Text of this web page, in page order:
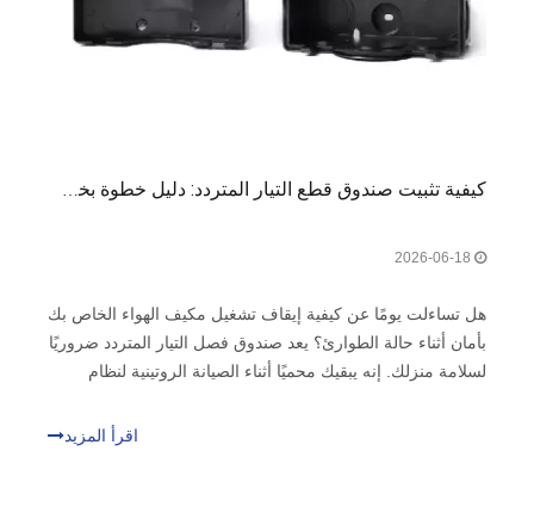
كيفية تثبيت صندوق قطع التيار المتردد: دليل خطوة بخطوة
هل تساءلت يومًا عن كيفية إيقاف تشغيل مكيف الهواء الخاص بك
بأمان أثناء حالة الطوارئ؟ يعد صندوق فصل التيار المتردد ضروريًا
لسلامة منزلك. إنه يبقيك محميًا أثناء الصيانة الروتينية لنظام
اقرأ المزيد